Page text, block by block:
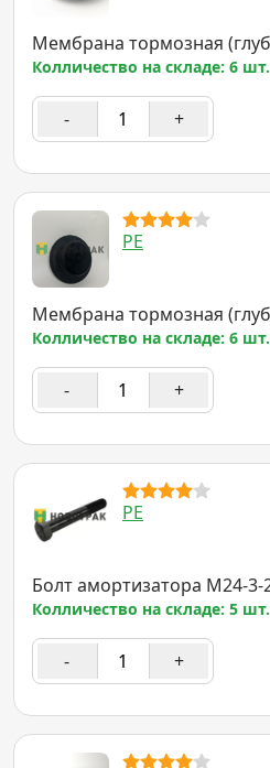
Мембрана тормозная
Колличество на складе: 6 шт.
- +
PE
Мембрана тормозная
Колличество на складе: 6 шт.
- +
PE
Болт амортизатора M24-3-
Колличество на складе: 5 шт.
- +